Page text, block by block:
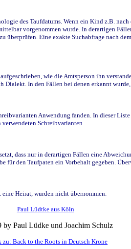
des Taufdatums. Wenn ein Kind z.B.
vorgenommen wurde. In derartigen
Eine exakte Suchabfrage nach
wie die Amtsperson ihn
In den Fällen bei denen erkannt
Anwendung fanden. In dieser
Schreibvarianten.
dass nur in derartigen Fällen eine
den Taufpaten ein Vorbehalt gegeben.
Heirat, wurden nicht übernommen.
Paul Lüdtke aus Köln
by Paul Lüdke und Joachim Schulz
zu: Back to the Roots in Deutsch Krone